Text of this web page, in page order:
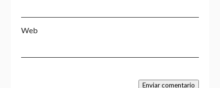
Web
Enviar comentario